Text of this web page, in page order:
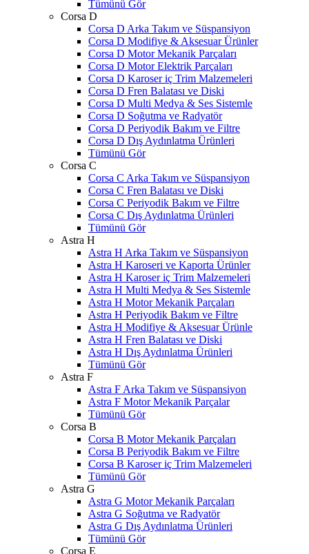
Tümünü Gör
Corsa D
Corsa D Arka Takım ve Süspansiyon
Corsa D Modifiye & Aksesuar Ürünler
Corsa D Motor Mekanik Parçaları
Corsa D Motor Elektrik Parçaları
Corsa D Karoser iç Trim Malzemeleri
Corsa D Fren Balatası ve Diski
Corsa D Multi Medya & Ses Sistemle
Corsa D Soğutma ve Radyatör
Corsa D Periyodik Bakım ve Filtre
Corsa D Dış Aydınlatma Ürünleri
Tümünü Gör
Corsa C
Corsa C Arka Takım ve Süspansiyon
Corsa C Fren Balatası ve Diski
Corsa C Periyodik Bakım ve Filtre
Corsa C Dış Aydınlatma Ürünleri
Tümünü Gör
Astra H
Astra H Arka Takım ve Süspansiyon
Astra H Karoseri ve Kaporta Ürünler
Astra H Karoser iç Trim Malzemeleri
Astra H Multi Medya & Ses Sistemle
Astra H Motor Mekanik Parçaları
Astra H Periyodik Bakım ve Filtre
Astra H Modifiye & Aksesuar Ürünle
Astra H Fren Balatası ve Diski
Astra H Dış Aydınlatma Ürünleri
Tümünü Gör
Astra F
Astra F Arka Takım ve Süspansiyon
Astra F Motor Mekanik Parçalar
Tümünü Gör
Corsa B
Corsa B Motor Mekanik Parçaları
Corsa B Periyodik Bakım ve Filtre
Corsa B Karoser iç Trim Malzemeleri
Tümünü Gör
Astra G
Astra G Motor Mekanik Parçaları
Astra G Soğutma ve Radyatör
Astra G Dış Aydınlatma Ürünleri
Tümünü Gör
Corsa E